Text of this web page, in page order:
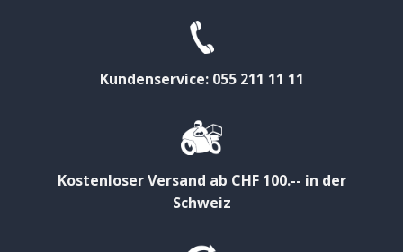
Kundenservice: 055 211 11 11
Kostenloser Versand ab CHF 100.-- in der
Schweiz